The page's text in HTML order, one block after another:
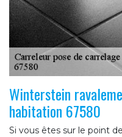
Winterstein
habitation 67580
Si vous êtes sur le point